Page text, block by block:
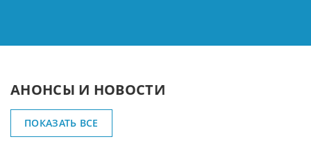
АНОНСЫ И НОВОСТИ
ПОКАЗАТЬ ВСЕ